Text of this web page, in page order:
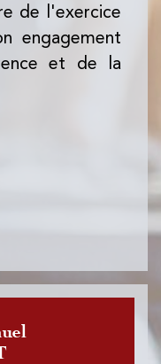
de l'exercice
engagement
et de la